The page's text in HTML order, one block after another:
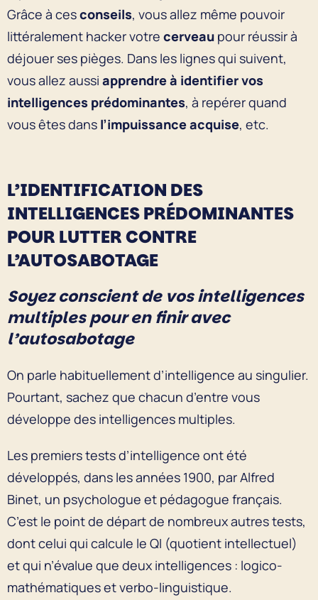
Grâce à cesconseils, vous allez même pouvoir
littéralement hacker votre cerveau pour réussir à
déjouer ses pièges. Dans les lignes qui suivent,
vous allez aussi apprendre à identifier vos
intelligences prédominantes, à repérer quand
vous êtes dans l’impuissance acquise, etc.
L’IDENTIFICATION DES
INTELLIGENCES PRÉDOMINANTES
POUR LUTTER CONTRE
L’AUTOSABOTAGE
Soyez conscient de vos intelligences
multiples pour en finir avec
l’autosabotage
On parle habituellement d’intelligence au singulier.
Pourtant, sachez que chacun d’entre vous
développe des intelligences multiples.
Les premiers tests d’intelligence ont été
développés, dans les années 1900, par Alfred
Binet, un psychologue et pédagogue français.
C’est le point de départ de nombreux autres tests,
dont celui qui calcule le QI (quotient intellectuel)
et qui n’évalue que deux intelligences : logico-
mathématiques et verbo-linguistique.